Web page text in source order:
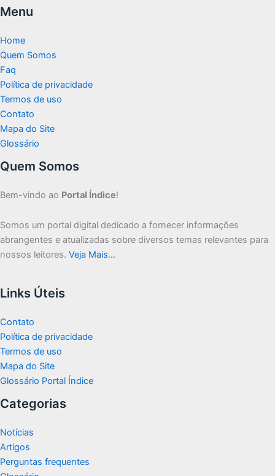
Menu
Home
Quem Somos
Faq
Política de privacidade
Termos de uso
Contato
Mapa do Site
Glossário
Quem Somos
Bem-vindo ao Portal Índice!
Somos um portal digital dedicado a fornecer informações
abrangentes e atualizadas sobre diversos temas relevantes para
nossos leitores. Veja Mais…
Links Úteis
Contato
Política de privacidade
Termos de uso
Mapa do Site
Glossário Portal Índice
Categorias
Notícias
Artigos
Perguntas frequentes